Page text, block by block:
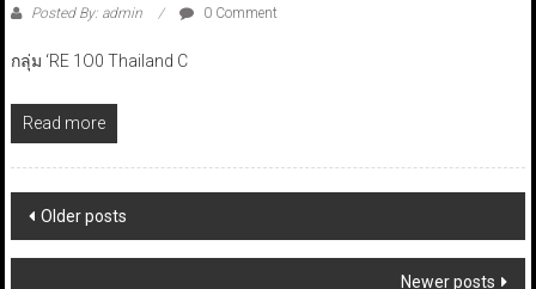
Posted By: admin 0 Comment
กลุ่ม ‘RE 1O0 Thailand C
Read more
Posts
navigation
Older posts
Newer posts